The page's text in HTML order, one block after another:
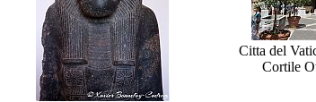
Citta del
Cortile